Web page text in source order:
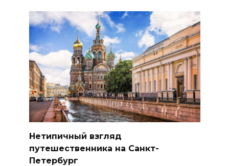
Нетипичный взгляд
путешественника на Санкт-
Петербург